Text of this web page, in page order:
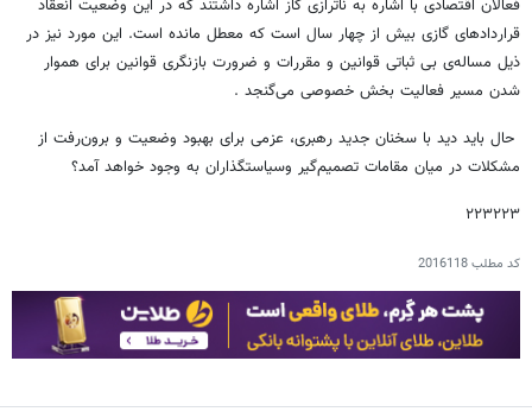
فعالان اقتصادی با اشاره به ناترازی گاز اشاره داشتند که در این وضعیت انعقاد
قراردادهای گازی بیش از چهار سال است که معطل مانده است. این مورد نیز در
ذیل مساله‌ی بی ثباتی قوانین و مقررات و ضرورت بازنگری قوانین برای هموار
شدن مسیر فعالیت بخش خصوصی می‌گنجد .
حال باید دید با سخنان جدید رهبری، عزمی برای بهبود وضعیت و برون‌رفت از
مشکلات در میان مقامات تصمیم‌گیر وسیاستگذاران به وجود خواهد آمد؟
۲۲۳۲۲۳
کد مطلب2016118